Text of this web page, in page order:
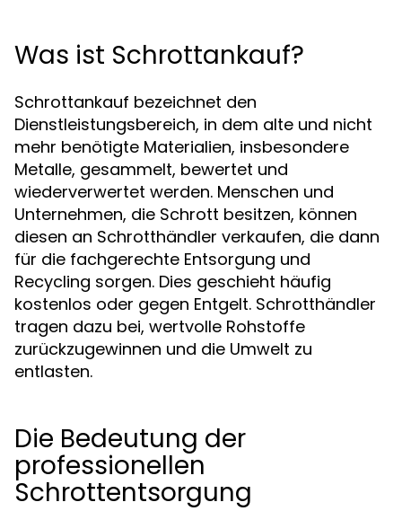
Was ist Schrottankauf?
Schrottankauf bezeichnet den
Dienstleistungsbereich, in dem alte und nicht
mehr benötigte Materialien, insbesondere
Metalle, gesammelt, bewertet und
wiederverwertet werden. Menschen und
Unternehmen, die Schrott besitzen, können
diesen an Schrotthändler verkaufen, die dann
für die fachgerechte Entsorgung und
Recycling sorgen. Dies geschieht häufig
kostenlos oder gegen Entgelt. Schrotthändler
tragen dazu bei, wertvolle Rohstoffe
zurückzugewinnen und die Umwelt zu
entlasten.
Die Bedeutung der
professionellen
Schrottentsorgung